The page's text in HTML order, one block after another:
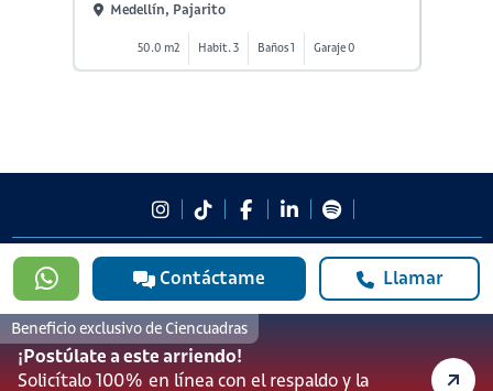
Contáctame Llamar
Beneficio exclusivo de Ciencuadras
¡Postúlate a este arriendo!
Solicítalo 100% en línea con el respaldo y la
Medellín, Pajarito
50.0 m2 Habit. 3 Baños 1 Garaje 0
601 3905331
Canales de preferencia
Preguntas frecuentes